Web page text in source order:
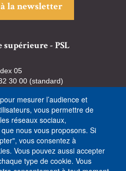
la newsletter
- PSL
05
30 00 (standard)
mesurer l’audience et
vous permettre de
réseaux sociaux,
nous vous proposons. Si
vous consentez à
Vous pouvez aussi accepter
type de cookie. Vous